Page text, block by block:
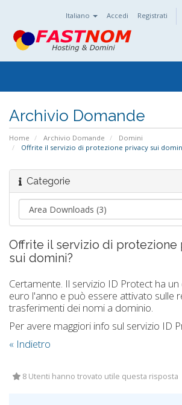
Italiano Accedi Registrati
Archivio Domande
Home Archivio Domande
Domini
Offrite il servizio di protezione privacy sui
Categorie
Offrite il servizio di protezione
sui domini?
Certamente. Il servizio ID Protect ha
euro l'anno e può essere attivato sulle
trasferimenti dei nomi a dominio.
Per avere maggiori info sul servizio ID
« Indietro
8 Utenti hanno trovato utile questa risposta